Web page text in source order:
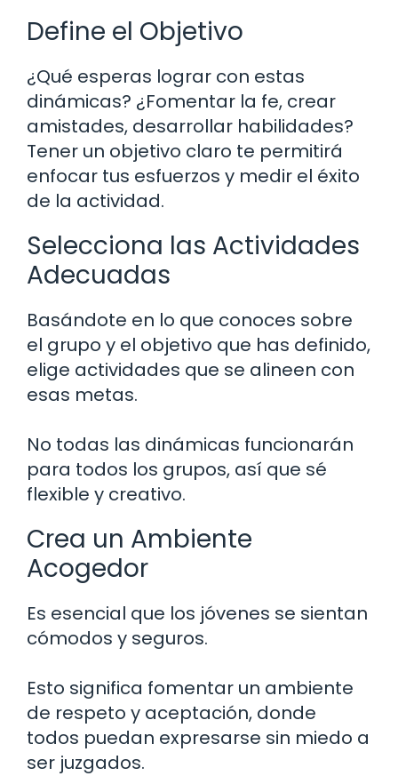
Define el Objetivo
¿Qué esperas lograr con estas
dinámicas? ¿Fomentar la fe, crear
amistades, desarrollar habilidades?
Tener un objetivo claro te permitirá
enfocar tus esfuerzos y medir el éxito
de la actividad.
Selecciona las Actividades
Adecuadas
Basándote en lo que conoces sobre
el grupo y el objetivo que has definido,
elige actividades que se alineen con
esas metas.
No todas las dinámicas funcionarán
para todos los grupos, así que sé
flexible y creativo.
Crea un Ambiente
Acogedor
Es esencial que los jóvenes se sientan
cómodos y seguros.
Esto significa fomentar un ambiente
de respeto y aceptación, donde
todos puedan expresarse sin miedo a
ser juzgados.